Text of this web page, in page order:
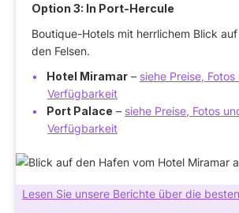
Option 3: In Port-Hercule
Boutique-Hotels mit herrlichem Blick
den Felsen.
Hotel Miramar – siehe Preise, Fotos
Verfügbarkeit
Port Palace – siehe Preise, Fotos
Verfügbarkeit
Lesen Sie unsere Berichte über die